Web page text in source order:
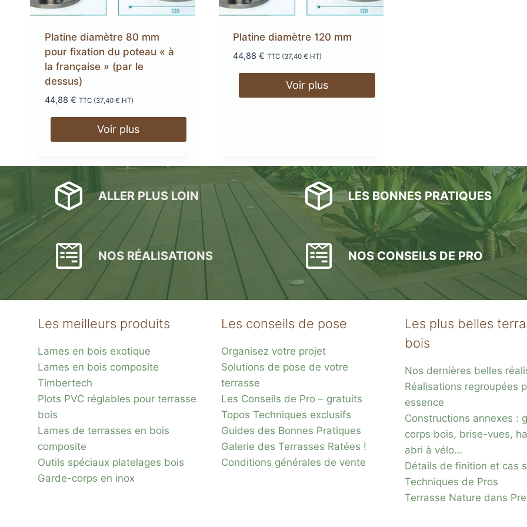
EN ACCOYA
BOIS COMPOSITE XTRAWOOD
étanches en aluminium
MetaDeck : Le profilé
étanche pour terrasse
Plots réglables
incombustibles en acier
PODOTACTILE
LAMBOURDES
EN ALUMINIUM
ÉCLAIRAGE
LAMES DE BARDAGE
EN BOIS DOUGLAS ROUGE
LAMES DE BARDAGE
Platine diamètre 80 mm
pour fixation du poteau « à
la française » (par le
dessus)
44,88 € TTC (37,40 € HT)
Voir plus
Platine diamètre 120 mm
44,88 € TTC (37,40 € HT)
Voir plus
ALLER PLUS LOIN
NOS RÉALISATIONS
LES BONNES PRATIQUES
NOS CONSEILS DE PRO
Les meilleurs produits
Lames en bois exotique
Lames en bois composite
Timbertech
Plots PVC réglables pour terrasse
bois
Lames de terrasses en bois
composite
Outils spéciaux platelages bois
Garde-corps en inox
Les conseils de pose
Organisez votre projet
Solutions de pose de votre
terrasse
Les Conseils de Pro – gratuits
Topos Techniques exclusifs
Guides des Bonnes Pratiques
Galerie des Terrasses Ratées !
Conditions générales de vente
Les plus belles
bois
Nos dernières belles
Réalisations regroupées
essence
Constructions annexes :
corps bois, brise-vues,
abri à vélo…
Détails de finition et cas
Techniques de Pros
Terrasse Nature dans